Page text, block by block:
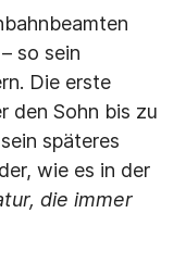
so sein
Die erste
den Sohn bis zu
späteres
wie es in der
die immer